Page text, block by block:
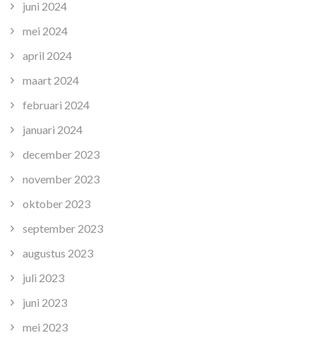
juni 2024
mei 2024
april 2024
maart 2024
februari 2024
januari 2024
december 2023
november 2023
oktober 2023
september 2023
augustus 2023
juli 2023
juni 2023
mei 2023